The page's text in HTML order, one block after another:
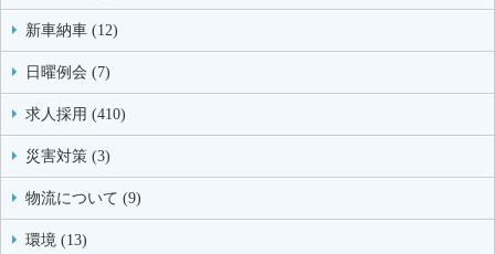
新車納車 (12)
日曜例会 (7)
求人採用 (410)
災害対策 (3)
物流について (9)
環境 (13)